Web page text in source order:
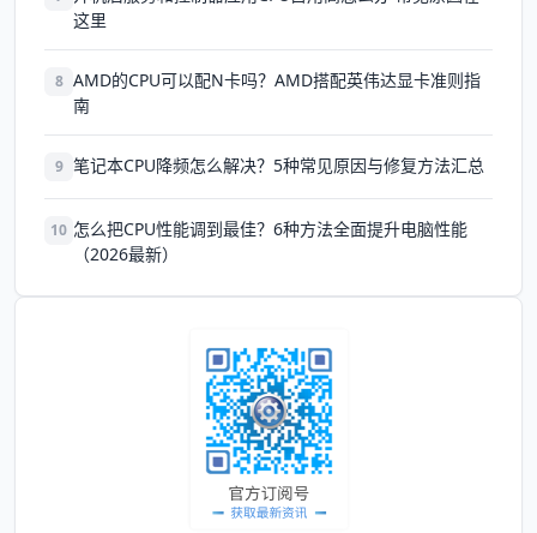
这里
8 AMD的CPU可以配N卡吗？AMD搭配英伟达显卡准则指
南
9 笔记本CPU降频怎么解决？5种常见原因与修复方法汇总
10 怎么把CPU性能调到最佳？6种方法全面提升电脑性能
（2026最新）